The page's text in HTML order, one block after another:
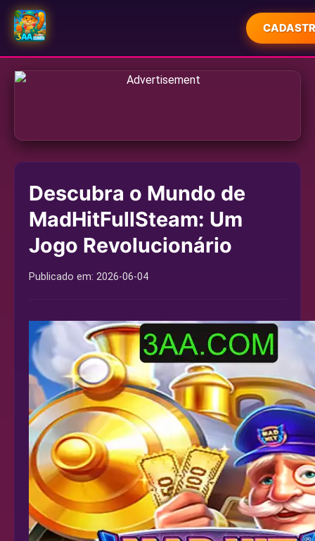
INÍCIO
JOGOS DE CARTAS
MONOPOLY
COMUNIDADE JOGADORES
Descubra o Mundo de
MadHitFullSteam: Um
Jogo Revolucionário
Publicado em: 2026-06-04